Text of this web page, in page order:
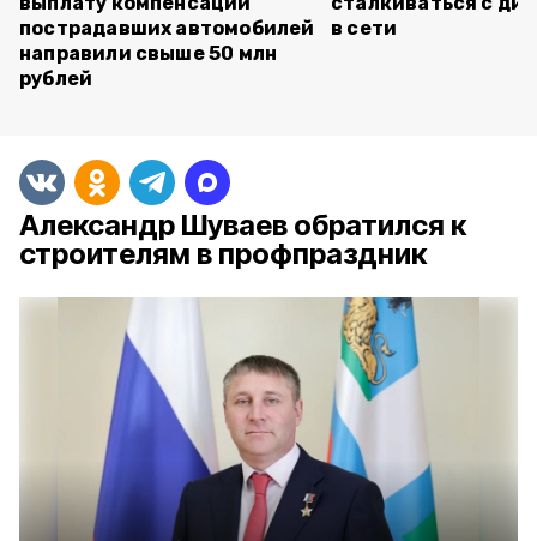
пострадавших автомобилей
направили свыше 50 млн
рублей
в сети
Александр Шуваев обратился к
строителям в профпраздник